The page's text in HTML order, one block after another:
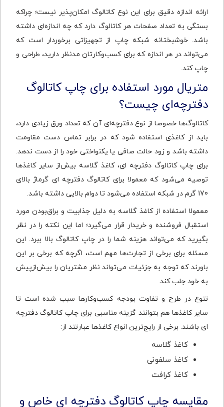
ارائه اندازه دقیق برای این نوع کاتالوگ امکان‌پذیر نیست؛ چراکه
بستگی به تعداد صفحات هر کاتالوگ دارد که چه اندازه‌ای داشته
باشد. خوشبختانه شبکه چاپ از تجهیزاتی برخوردار است که
می‌تواند در هر اندازه که برای کسب‌وکارتان مدنظر دارید، طراحی و
چاپ کند.
متریال مورد استفاده برای چاپ کاتالوگ
دفترچه‌ای چیست؟
کاتالوگ‌ها خصوصا از نوع دفترچه‌ای آن که تعداد ورق زیادی دارد،
باید از کاغذی استفاده شود که در برابر تماس دست مقاومت
داشته باشد و زود حالت صافی یا یکنواختی خود را از دست ندهد.
برای چاپ کاتالوگ دفترچه ای، کاغذ گلاسه بیش‌از سایر کاغذها
توصیه می‌شود که معمولا برای کاتالوگ دفترچه ‌ای گرماژ بالای
170 گرم در شبکه استفاده می‌شود تا دوام بالایی داشته باشد.
معمولا استفاده از کاغذ گلاسه به دلیل جذابیت و براق‌بودن مورد
استقبال فروشنده و خریدار قرار می‌گیرد؛ اما این نکته را در نظر
بگیرید که می‌تواند هزینه شما را در چاپ کاتالوگ بالا ببرد. این
مسئله برای برخی از تجارت‌ها مهم است، اگرچه که برخی بر این
باورند که توجه به جزئیات می‌تواند نظر مشتریان را بیش‌ازپیش
به خود جلب کند.
تنوع در طرح و تفاوت بودجه کسب‌وکارها سبب شده است تا
سایر کاغذها هم بتوانند گزینه مناسبی برای چاپ کاتالوگ دفترچه
‌ای باشند. برخی از رایج‌ترین انواع کاغذها عبارتند از:
کاغذ گلاسه
کاغذ سلفونی
کاغذ کرافت
مقایسه چاپ کاتالوگ دفترچه ای خاص و